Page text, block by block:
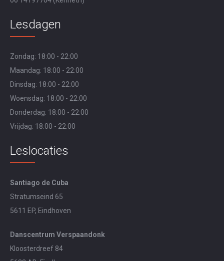
Lesdagen
Zondag: 18:00 - 22:00
Maandag: 18:00 - 22:00
Dinsdag: 18:00 - 22:00
Woensdag: 18:00 - 22:00
Donderdag: 18:00 - 22:00
Vrijdag: 18:00 - 22:00
Leslocaties
Santiago de Cuba
Stratumseind 65
5611 EP, Eindhoven
Danscentrum Verspaandonk
Kloosterdreef 84